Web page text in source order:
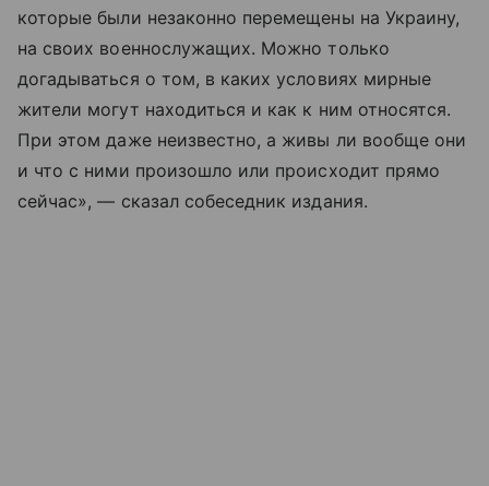
которые были незаконно перемещены на Украину,
на своих военнослужащих. Можно только
догадываться о том, в каких условиях мирные
жители могут находиться и как к ним относятся.
При этом даже неизвестно, а живы ли вообще они
и что с ними произошло или происходит прямо
сейчас», — сказал собеседник издания.